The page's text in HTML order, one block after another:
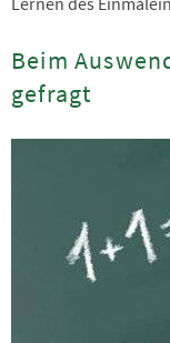
Beim
gefragt